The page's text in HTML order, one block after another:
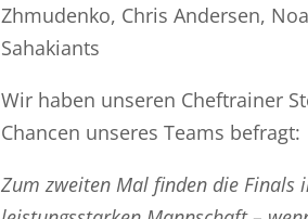
Zhmudenko, Chris Andersen,
Sahakiants
Wir haben unseren Cheftrainer
Chancen unseres Teams befragt:
Zum zweiten Mal finden die Finals